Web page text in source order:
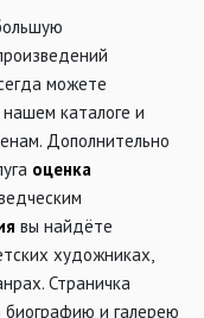
можете
каталоге и
Дополнительно
оценка
вы найдёте
художниках,
Страничка
и галерею